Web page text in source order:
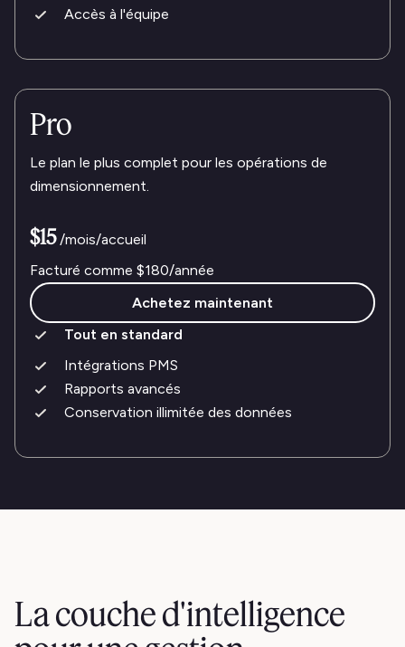
Accès à l'équipe
Pro
Le plan le plus complet pour les opérations de
dimensionnement.
$15 /mois/accueil
Facturé comme $180/année
Achetez maintenant
Tout en standard
Intégrations PMS
Rapports avancés
Conservation illimitée des données
La couche d'intelligence